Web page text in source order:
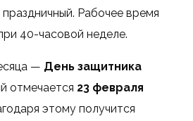
праздничный. Рабочее время
40-часовой неделе.
— День защитника
отмечается 23 февраля
этому получится